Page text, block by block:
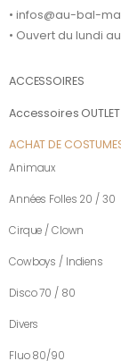
• infos@au-bal-
• Ouvert du lundi
ACCESSOIRES
Accessoires OUTLET
ACHAT DE
Animaux
Années Folles 20 / 30
Cirque / Clown
Cowboys / Indiens
Disco 70 / 80
Divers
Fluo 80/90